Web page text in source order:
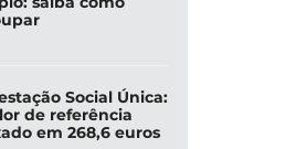
Social Única:
de referência
em 268,6 euros